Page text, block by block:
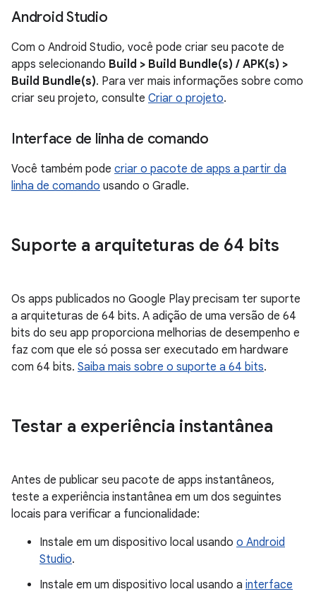
Android Studio
Com o Android Studio, você pode criar seu pacote de
apps selecionando Build > Build Bundle(s) / APK(s) >
Build Bundle(s). Para ver mais informações sobre como
criar seu projeto, consulte Criar o projeto.
Interface de linha de comando
Você também pode criar o pacote de apps a partir da
linha de comando usando o Gradle.
Suporte a arquiteturas de 64 bits
Os apps publicados no Google Play precisam ter suporte
a arquiteturas de 64 bits. A adição de uma versão de 64
bits do seu app proporciona melhorias de desempenho e
faz com que ele só possa ser executado em hardware
com 64 bits. Saiba mais sobre o suporte a 64 bits.
Testar a experiência instantânea
Antes de publicar seu pacote de apps instantâneos,
teste a experiência instantânea em um dos seguintes
locais para verificar a funcionalidade:
Instale em um dispositivo local usando o Android
Studio.
Instale em um dispositivo local usando a interface